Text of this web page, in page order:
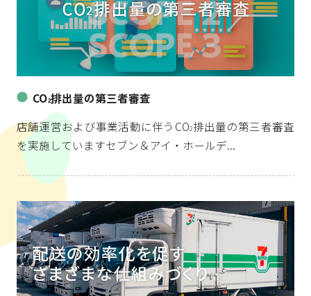
CO2排出量の第三者審査
店舗運営および事業活動に伴うCO2排出量の第三者審査
を実施していますセブン＆アイ・ホールデ...